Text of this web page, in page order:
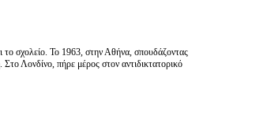
σχολείο. Το 1963, στην Αθήνα, σπουδάζοντας
Λονδίνο, πήρε μέρος στον αντιδικτατορικό